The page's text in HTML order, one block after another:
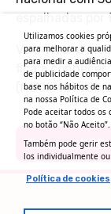
espalhadas por
Vem viver a
fica a
(IMAX, 4DX,
Cinemas NOS
Utilizamos cookies
para melhorar a
para medir a
de publicidade
base nos hábitos de
na nossa Política de
Pode aceitar todos os
no botão “Não Aceito”.
Também pode gerir
los individualmente
Política de cookies